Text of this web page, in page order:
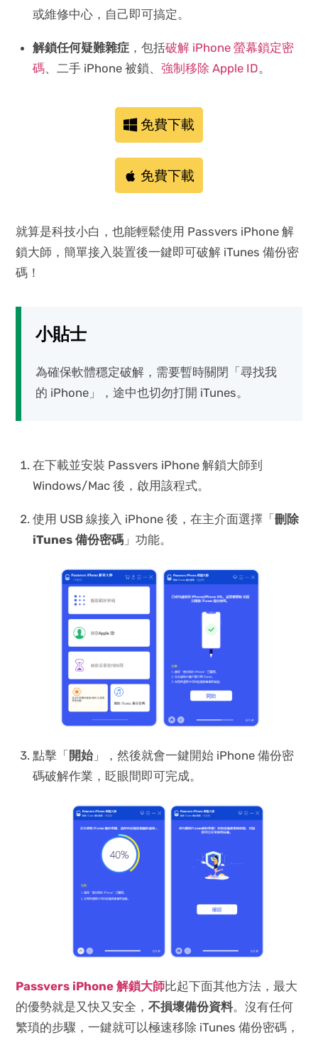
或維修中心，自己即可搞定。
解鎖任何疑難雜症 ，包括破解 iPhone 螢幕鎖定密
碼、二手 iPhone 被鎖、強制移除 Apple ID。
免費下載
免費下載
就算是科技小白，也能輕鬆使用 Passvers iPhone 解
鎖大師，簡單接入裝置後一鍵即可破解 iTunes 備份密
碼！
小貼士
為確保軟體穩定破解，需要暫時關閉「尋找我
的 iPhone」，途中也切勿打開 iTunes。
在下載並安裝 Passvers iPhone 解鎖大師到
Windows/Mac 後，啟用該程式。
使用 USB 線接入 iPhone 後，在主介面選擇「刪除
iTunes 備份密碼 」功能。
點擊「 開始 」，然後就會一鍵開始 iPhone 備份密
碼破解作業，眨眼間即可完成。
Passvers iPhone 解鎖大師比起下面其他方法，最大
的優勢就是又快又安全，不損壞備份資料。沒有任何
繁瑣的步驟，一鍵就可以極速移除 iTunes 備份密碼，